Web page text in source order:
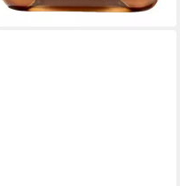
in 4-5 Werktagen bei dir